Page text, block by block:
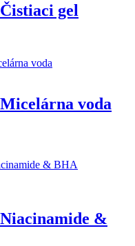
gel
voda
&